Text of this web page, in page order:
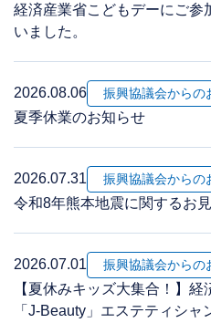
経済産業省こどもデーにご参
いました。
2026.08.06 振興協議会からの
夏季休業のお知らせ
2026.07.31 振興協議会からの
令和8年熊本地震に関するお
2026.07.01 振興協議会からの
【夏休みキッズ大集合！】
「J-Beauty」エステティシ